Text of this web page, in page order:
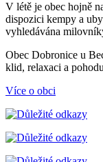
V létě je obec hojně
dispozici kempy a
vyhledávána
Obec Dobronice u
klid, relaxaci a
Více o obci